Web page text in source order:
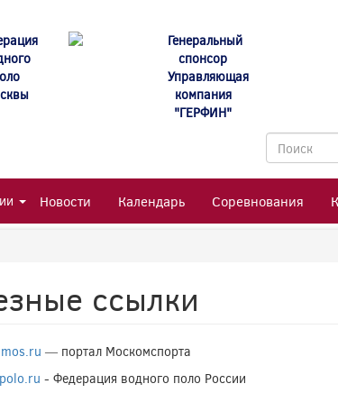
Генеральный
спонсор
Управляющая
компания
"ГЕРФИН"
Форма
поиска
Новости Календарь Соревнования
ссылки
— портал Москомспорта
- Федерация водного поло России